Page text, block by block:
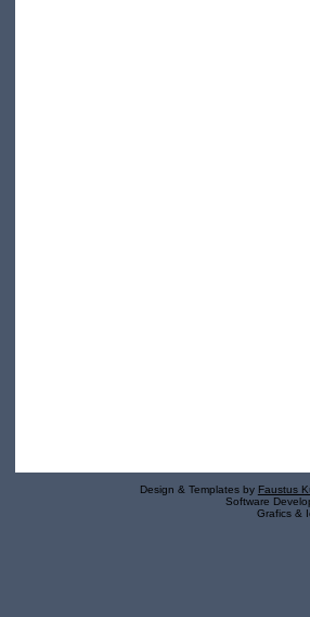
Design & Templates by Faustus
Software
Grafics &